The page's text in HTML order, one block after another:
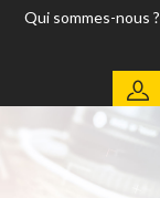
Qui sommes-nous ?